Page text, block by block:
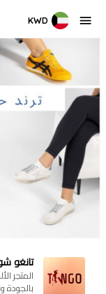
KWD
تانغو
المتجر
بالجودة